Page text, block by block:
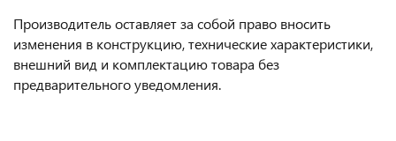
Производитель оставляет за собой право вносить
изменения в конструкцию, технические характеристики,
внешний вид и комплектацию товара без
предварительного уведомления.